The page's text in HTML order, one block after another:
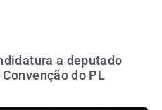
a deputado
do PL